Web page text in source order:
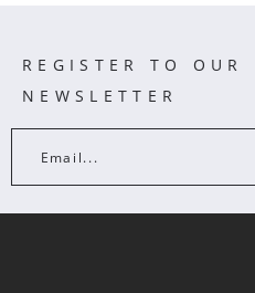
REGISTER TO OUR
NEWSLETTER
Email...